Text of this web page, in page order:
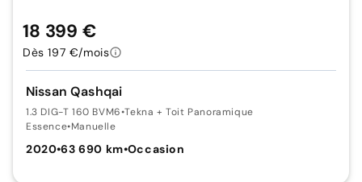
Nissan Qashqai
1.3 DIG-T 160 BVM6•Tekna + Toit Panoramique
Essence•Manuelle
2020•63 690 km•Occasion
18 399 €
Dès 197 €/mois